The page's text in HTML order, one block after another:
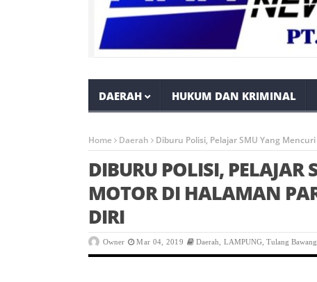
DAERAH HUKUM DAN KRIMINAL
Home Daerah Diburu Polisi, Pelajar SMU Yang
DIBURU POLISI, PELAJAR
MOTOR DI HALAMAN
DIRI
Owner Mar 04, 2019 Daerah LAMPUNG,Tulang